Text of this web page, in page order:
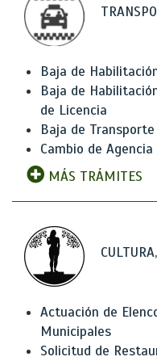
Baja de
Baja de
de Licencia
Baja de Transporte
Cambio de
MÁS TRÁMITES
Actuación de
Municipales
Solicitud de